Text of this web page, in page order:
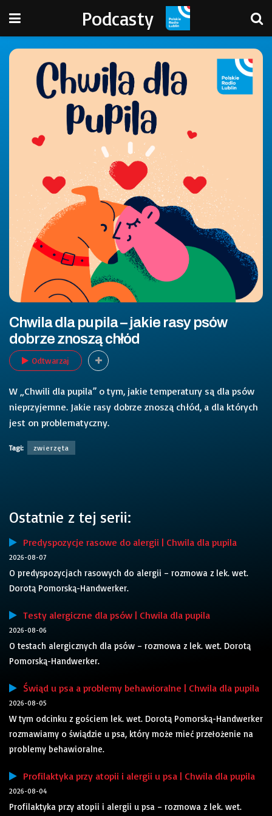
Podcasty
Chwila dla pupila – jakie rasy psów
dobrze znoszą chłód
Odtwarzaj
W „Chwili dla pupila” o tym, jakie temperatury są dla psów
nieprzyjemne. Jakie rasy dobrze znoszą chłód, a dla których
jest on problematyczny.
Tagi: zwierzęta
Ostatnie z tej serii:
Predyspozycje rasowe do alergii | Chwila dla pupila
2026-08-07
O predyspozycjach rasowych do alergii – rozmowa z lek. wet.
Dorotą Pomorską-Handwerker.
Testy alergiczne dla psów | Chwila dla pupila
2026-08-06
O testach alergicznych dla psów – rozmowa z lek. wet. Dorotą
Pomorską-Handwerker.
Świąd u psa a problemy behawioralne | Chwila dla pupila
2026-08-05
W tym odcinku z gościem lek. wet. Dorotą Pomorską-Handwerker
rozmawiamy o świądzie u psa, który może mieć przełożenie na
problemy behawioralne.
Profilaktyka przy atopii i alergii u psa | Chwila dla pupila
2026-08-04
Profilaktyka przy atopii i alergii u psa – rozmowa z lek. wet.